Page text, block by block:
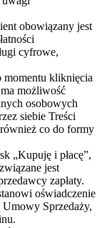
obowiązany jest
cyfrowe,
momentu kliknięcia
możliwość
osobowych
siebie Treści
co do formy
„Kupuję i płacę”,
jest
zapłaty.
oświadczenie
Sprzedaży,